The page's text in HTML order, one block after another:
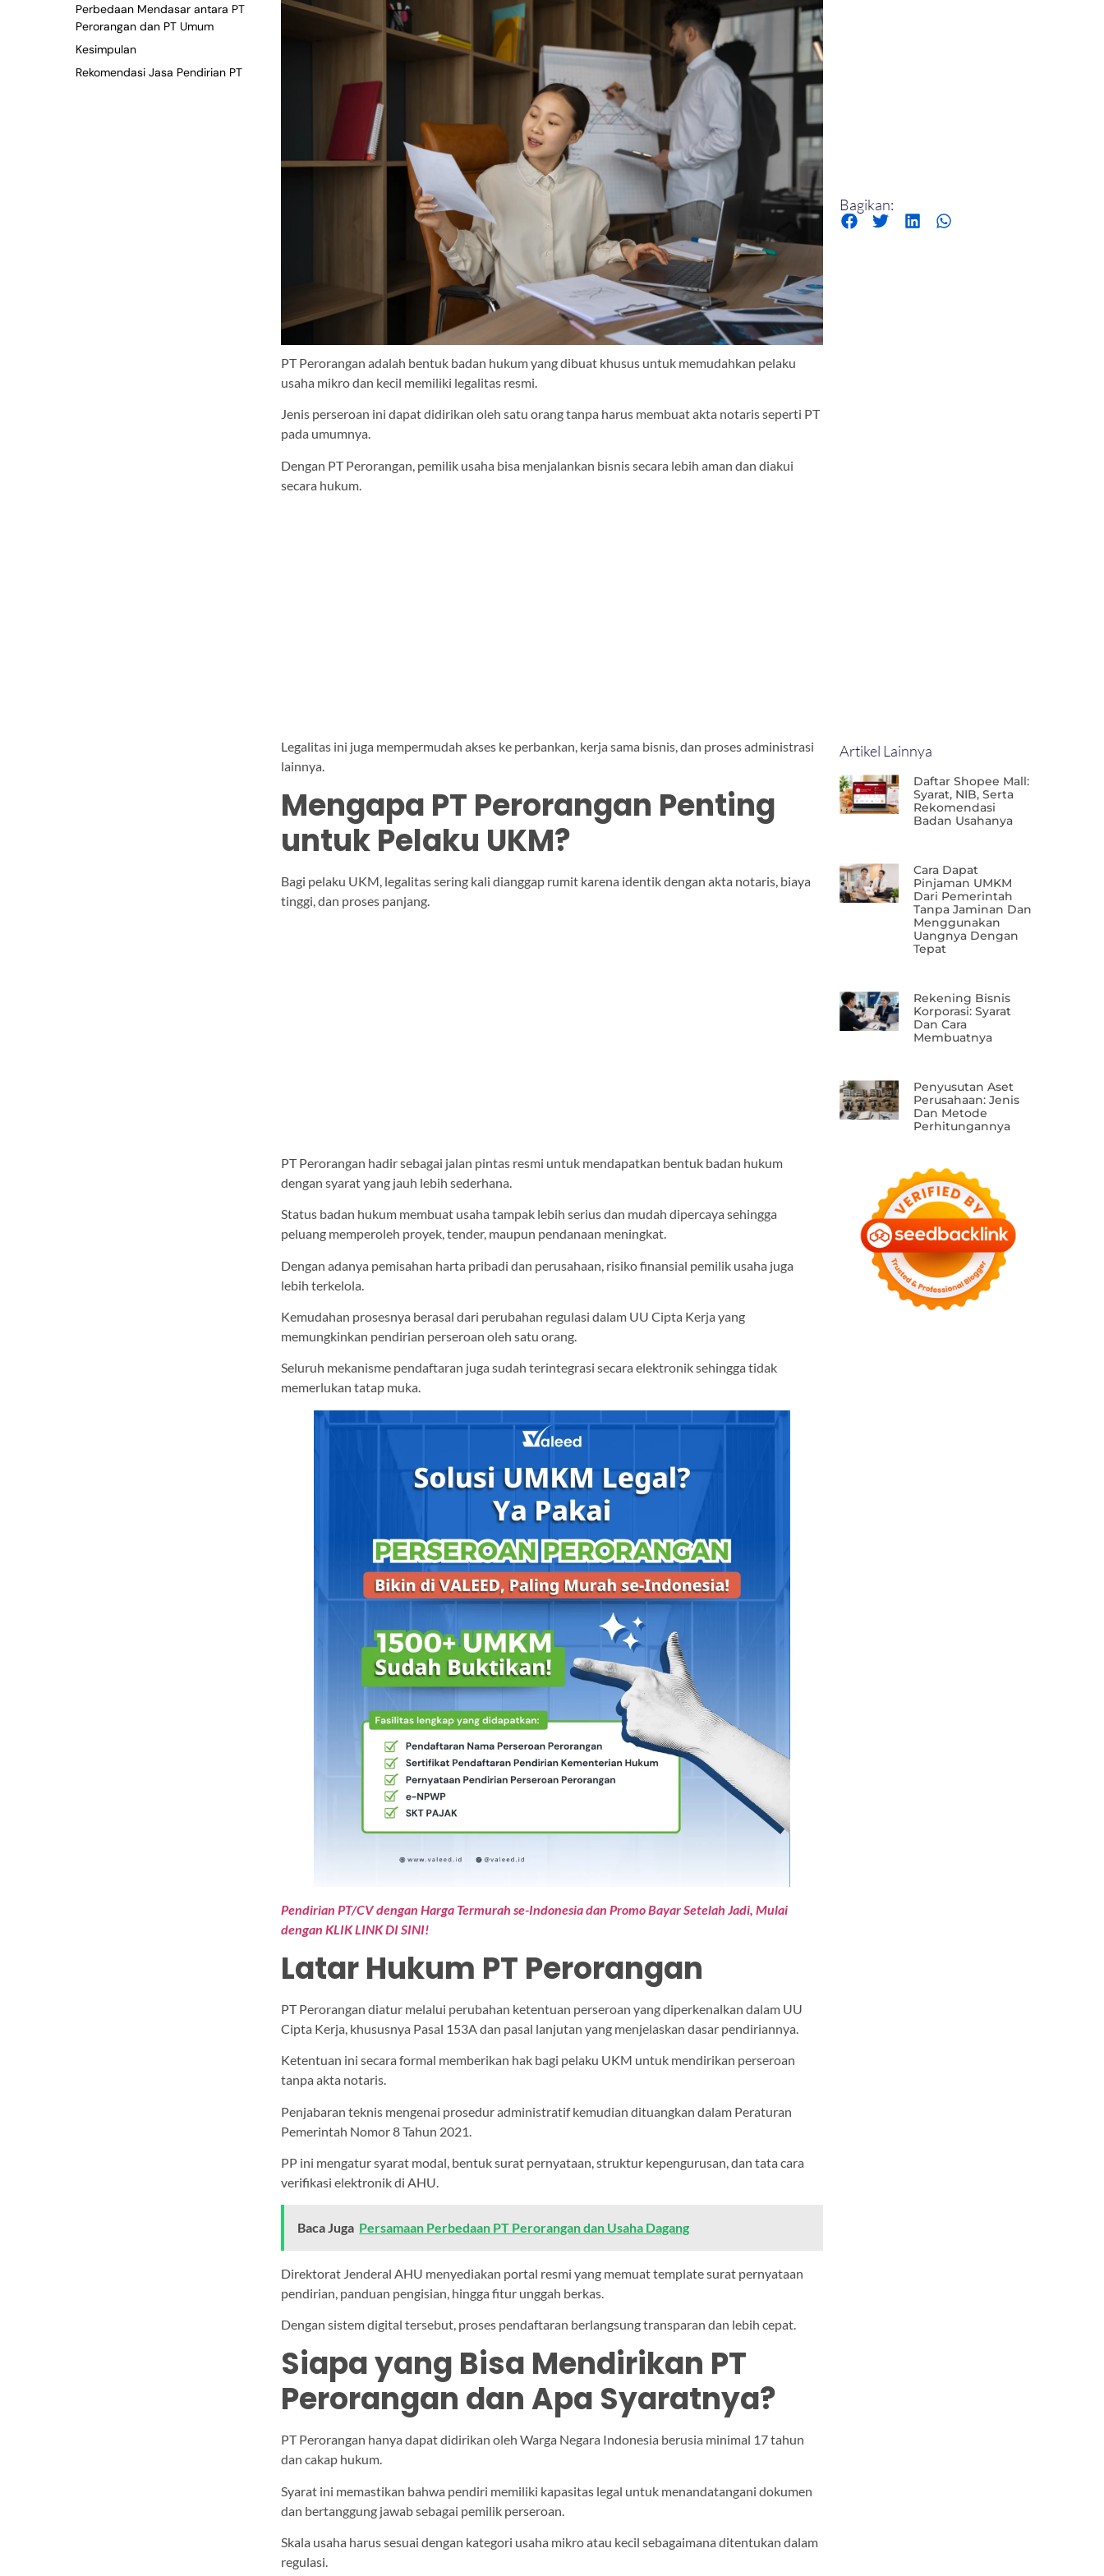
Perbedaan Mendasar antara PT
Perorangan dan PT Umum
Kesimpulan
Rekomendasi Jasa Pendirian PT
PT Perorangan adalah bentuk badan hukum yang dibuat khusus untuk memudahkan pelaku
usaha mikro dan kecil memiliki legalitas resmi.
Jenis perseroan ini dapat didirikan oleh satu orang tanpa harus membuat akta notaris seperti PT
pada umumnya.
Dengan PT Perorangan, pemilik usaha bisa menjalankan bisnis secara lebih aman dan diakui
secara hukum.
Legalitas ini juga mempermudah akses ke perbankan, kerja sama bisnis, dan proses administrasi
lainnya.
Mengapa PT Perorangan Penting
untuk Pelaku UKM?
Bagi pelaku UKM, legalitas sering kali dianggap rumit karena identik dengan akta notaris, biaya
tinggi, dan proses panjang.
PT Perorangan hadir sebagai jalan pintas resmi untuk mendapatkan bentuk badan hukum
dengan syarat yang jauh lebih sederhana.
Status badan hukum membuat usaha tampak lebih serius dan mudah dipercaya sehingga
peluang memperoleh proyek, tender, maupun pendanaan meningkat.
Dengan adanya pemisahan harta pribadi dan perusahaan, risiko finansial pemilik usaha juga
lebih terkelola.
Kemudahan prosesnya berasal dari perubahan regulasi dalam UU Cipta Kerja yang
memungkinkan pendirian perseroan oleh satu orang.
Seluruh mekanisme pendaftaran juga sudah terintegrasi secara elektronik sehingga tidak
memerlukan tatap muka.
Pendirian PT/CV dengan Harga Termurah se-Indonesia dan Promo Bayar Setelah Jadi, Mulai
dengan KLIK LINK DI SINI!
Latar Hukum PT Perorangan
PT Perorangan diatur melalui perubahan ketentuan perseroan yang diperkenalkan dalam UU
Cipta Kerja, khususnya Pasal 153A dan pasal lanjutan yang menjelaskan dasar pendiriannya.
Ketentuan ini secara formal memberikan hak bagi pelaku UKM untuk mendirikan perseroan
tanpa akta notaris.
Penjabaran teknis mengenai prosedur administratif kemudian dituangkan dalam Peraturan
Pemerintah Nomor 8 Tahun 2021.
PP ini mengatur syarat modal, bentuk surat pernyataan, struktur kepengurusan, dan tata cara
verifikasi elektronik di AHU.
Baca Juga Persamaan Perbedaan PT Perorangan dan Usaha Dagang
Direktorat Jenderal AHU menyediakan portal resmi yang memuat template surat pernyataan
pendirian, panduan pengisian, hingga fitur unggah berkas.
Dengan sistem digital tersebut, proses pendaftaran berlangsung transparan dan lebih cepat.
Siapa yang Bisa Mendirikan PT
Perorangan dan Apa Syaratnya?
PT Perorangan hanya dapat didirikan oleh Warga Negara Indonesia berusia minimal 17 tahun
dan cakap hukum.
Syarat ini memastikan bahwa pendiri memiliki kapasitas legal untuk menandatangani dokumen
dan bertanggung jawab sebagai pemilik perseroan.
Skala usaha harus sesuai dengan kategori usaha mikro atau kecil sebagaimana ditentukan dalam
regulasi.
Bagikan:
Artikel Lainnya
Daftar Shopee Mall:
Syarat, NIB, Serta
Rekomendasi
Badan Usahanya
Cara Dapat
Pinjaman UMKM
Dari Pemerintah
Tanpa Jaminan Dan
Menggunakan
Uangnya Dengan
Tepat
Rekening Bisnis
Korporasi: Syarat
Dan Cara
Membuatnya
Penyusutan Aset
Perusahaan: Jenis
Dan Metode
Perhitungannya